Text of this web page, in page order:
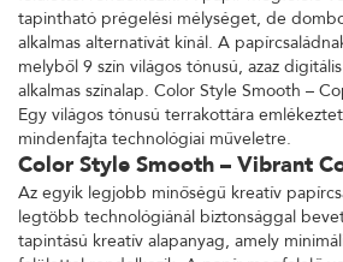
tapintható prégelési mélységet, de
alkalmas alternatívát kínál. A
melyből 9 szín világos tónusú, azaz
alkalmas színalap. Color Style Smooth –
Egy világos tónusú terrakottára
mindenfajta technológiai műveletre.
Color Style Smooth – Vibrant
Az egyik legjobb minőségű kreatív
legtöbb technológiánál biztonsággal
tapintású kreatív alapanyag, amely